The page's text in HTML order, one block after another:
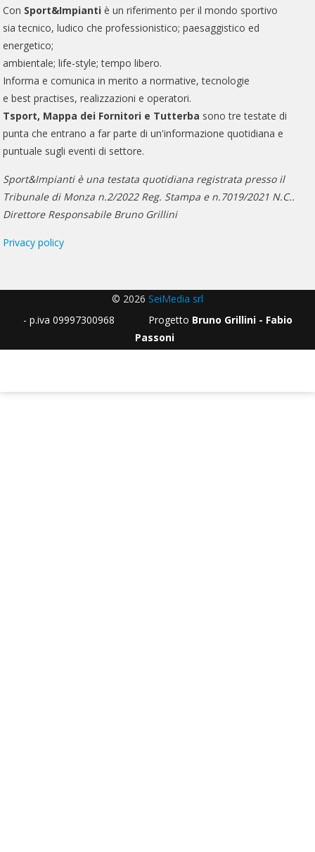
Con Sport&Impianti è un riferimento per il mondo sportivo
sia tecnico, ludico che professionistico; paesaggistico ed
energetico;
ambientale; life-style; tempo libero.
Informa e comunica in merito a normative, tecnologie
e best practises, realizzazioni e operatori.
Tsport, Mappa dei Fornitori e Tutterba sono tre testate di
punta che entrano a far parte di un'informazione quotidiana e
puntuale sugli eventi di settore.
Sport&Impianti è una testata quotidiana registrata presso il
Tribunale di Monza n.2/2022 Reg. Stampa e n.7019/2021 N.C..
Direttore Responsabile Bruno Grillini
Privacy policy
© 2026 SeiMedia srl
- p.iva 09997300968 Progetto Bruno Grillini - Fabio
Passoni